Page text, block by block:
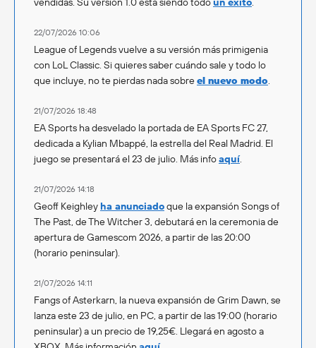
22/07/2026 10:06
League of Legends vuelve a su versión más primigenia
con LoL Classic. Si quieres saber cuándo sale y todo lo
que incluye, no te pierdas nada sobreel nuevo modo.
21/07/2026 18:48
EA Sports ha desvelado la portada de EA Sports FC 27,
dedicada a Kylian Mbappé, la estrella del Real Madrid. El
juego se presentará el 23 de julio. Más infoaquí.
21/07/2026 14:18
Geoff Keighley ha anunciadoque la expansión Songs of
The Past, de The Witcher 3, debutará en la ceremonia de
apertura de Gamescom 2026, a partir de las 20:00
(horario peninsular).
21/07/2026 14:11
Fangs of Asterkarn, la nueva expansión de Grim Dawn, se
lanza este 23 de julio, en PC, a partir de las 19:00 (horario
peninsular) a un precio de 19,25€. Llegará en agosto a